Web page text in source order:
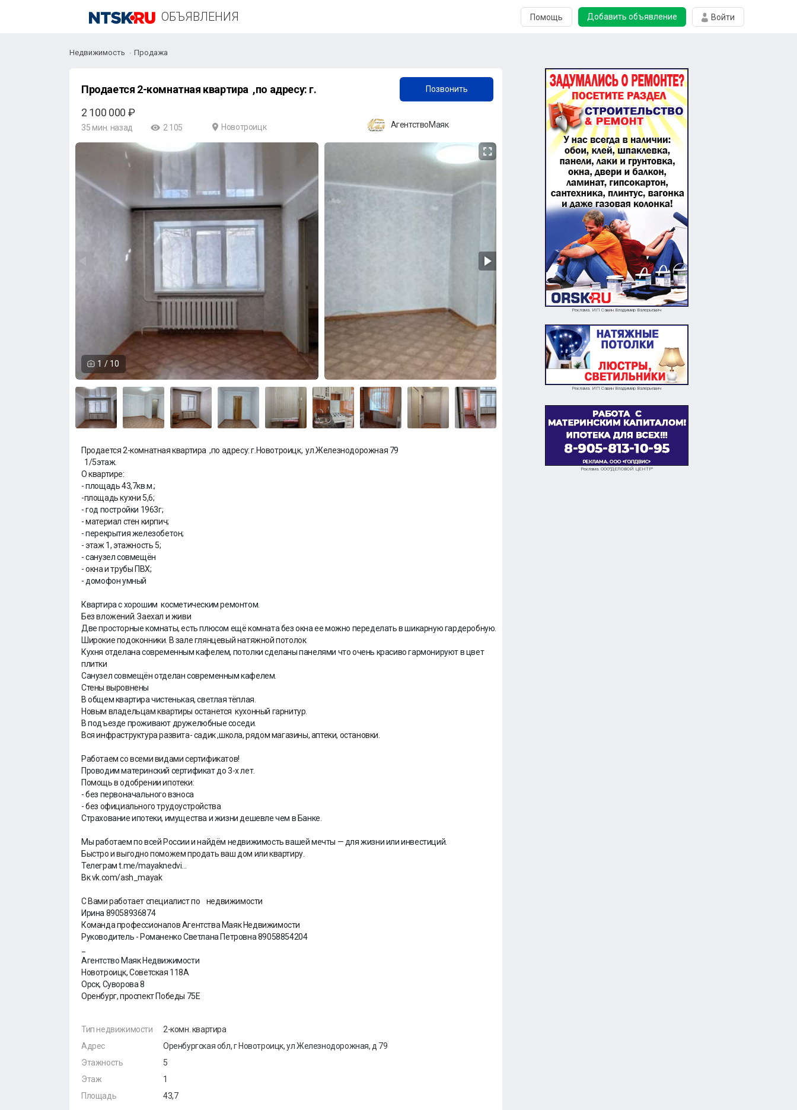
ОБЪЯВЛЕНИЯ Помощь Добавить объявление Войти
+7 (958) 838-38-73
Недвижимость Продажа
1 / 10
Продается 2-комнатная квартира ,по адресу: г. Позвонить
2 100 000 ₽
35 мин. назад 2 105 Новотроицк АгентствоМаяк
Продается 2-комнатная квартира ,по адресу: г.Новотроицк, ул.Железнодорожная 79
1/5этаж.
О квартире:
- площадь 43,7кв.м.;
-площадь кухни 5,6;
- год постройки 1963г;
- материал стен кирпич;
- перекрытия железобетон;
- этаж 1, этажность 5;
- санузел совмещён
- окна и трубы ПВХ;
- домофон умный
Квартира с хорошим косметическим ремонтом.
Без вложений. Заехал и живи
Две просторные комнаты, есть плюсом ещё комната без окна ее можно переделать в шикарную гардеробную.
Широкие подоконники. В зале глянцевый натяжной потолок
Кухня отделана современным кафелем, потолки сделаны панелями что очень красиво гармонируют в цвет
плитки
Санузел совмещён отделан современным кафелем.
Стены выровнены
В общем квартира чистенькая, светлая тёплая.
Новым владельцам квартиры останется кухонный гарнитур.
В подъезде проживают дружелюбные соседи.
Вся инфраструктура развита- садик ,школа, рядом магазины, аптеки, остановки.
Работаем со всеми видами сертификатов!
Проводим материнский сертификат до 3-х лет.
Помощь в одобрении ипотеки:
- без первоначального взноса
- без официального трудоустройства
Страхование ипотеки, имущества и жизни дешевле чем в Банке.
Мы работаем по всей России и найдём недвижимость вашей мечты — для жизни или инвестиций.
Быстро и выгодно поможем продать ваш дом или квартиру.
Телеграм t.me/mayaknedvi...
Вк vk.com/ash_mayak
С Вами работает специалист по недвижимости
Ирина 89058936874
Команда профессионалов Агентства Маяк Недвижимости
Руководитель - Романенко Светлана Петровна 89058854204
Агентство Маяк Недвижимости
Новотроицк, Советская 118А
Орск, Суворова 8
Оренбург, проспект Победы 75Е
Тип недвижимости
Адрес
Этажность
Этаж
Площадь
2-комн. квартира
Оренбургская обл, г Новотроицк, ул Железнодорожная, д 79
5
1
43,7
Реклама. ИП Савин Владимир Валерьевич
Реклама. ИП Савин Владимир Валерьевич
Реклама. ООО"ДЕЛОВОЙ ЦЕНТР"